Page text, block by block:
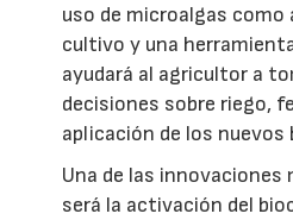
uso de microalgas como
cultivo y una
ayudará al agricultor a
decisiones sobre riego,
aplicación de los nuevos
Una de las innovaciones
será la activación del